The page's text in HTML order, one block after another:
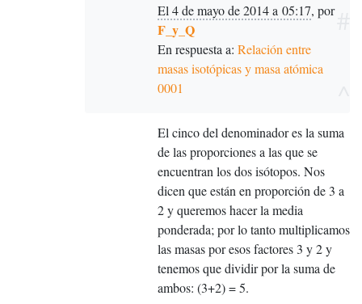
El 4 de mayo de 2014 a 05:17, por
F_y_Q
En respuesta a: Relación entre
masas isotópicas y masa atómica
0001
El cinco del denominador es la suma
de las proporciones a las que se
encuentran los dos isótopos. Nos
dicen que están en proporción de 3 a
2 y queremos hacer la media
ponderada; por lo tanto multiplicamos
las masas por esos factores 3 y 2 y
tenemos que dividir por la suma de
ambos: (3+2) = 5.